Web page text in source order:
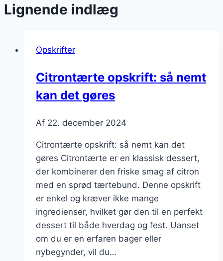
Lignende indlæg
Opskrifter
Citrontærte opskrift: så nemt
kan det gøres
Af 22. december 2024
Citrontærte opskrift: så nemt kan det
gøres Citrontærte er en klassisk dessert,
der kombinerer den friske smag af citron
med en sprød tærtebund. Denne opskrift
er enkel og kræver ikke mange
ingredienser, hvilket gør den til en perfekt
dessert til både hverdag og fest. Uanset
om du er en erfaren bager eller
nybegynder, vil du…